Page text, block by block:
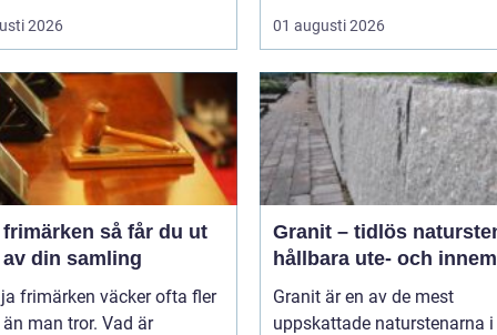
2026 01 augusti 2026
så får du ut
din samling
frimärken väcker ofta fler
man tror. Vad är
Granit – tidlös
hållbara ute- och
Granit är en av de mest
uppskattade naturstenarna i